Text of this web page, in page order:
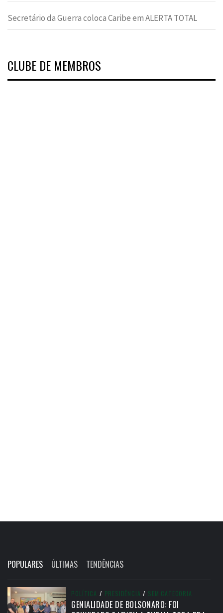
Secretário da Guerra coloca Caribe em ALERTA TOTAL
CLUBE DE MEMBROS
POPULARES ÚLTIMAS TENDÊNCIAS
POLÍTICA / PRESIDÊNCIA / SEM CATEGORIA
GENIALIDADE DE BOLSONARO: FOI